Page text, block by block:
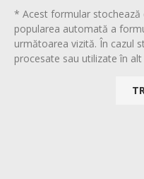
* Acest formular stochează
popularea automată a
următoarea vizită. În cazul
procesate sau utilizate în alt